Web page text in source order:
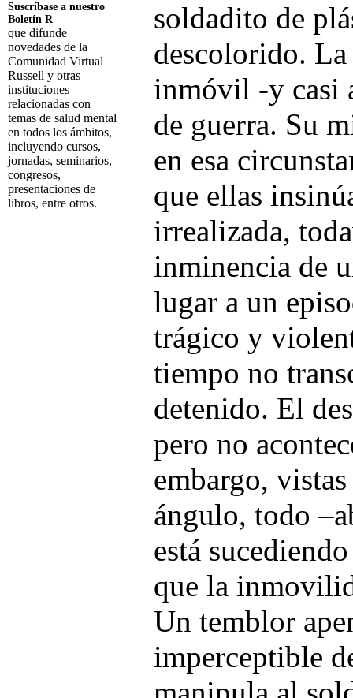
Suscríbase a nuestro
Boletín R
que difunde
novedades de la
Comunidad Virtual
Russell y otras
instituciones
relacionadas con
temas de salud mental
en todos los ámbitos,
incluyendo cursos,
jornadas, seminarios,
congresos,
presentaciones de
libros, entre otros.
soldadito de
descolorido.
inmóvil -y casi
de guerra. Su
en esa
que ellas
irrealizada,
inminencia de
lugar a un
trágico y
tiempo no
detenido. El
pero no
embargo,
ángulo, todo
está
que la
Un temblor
imperceptible